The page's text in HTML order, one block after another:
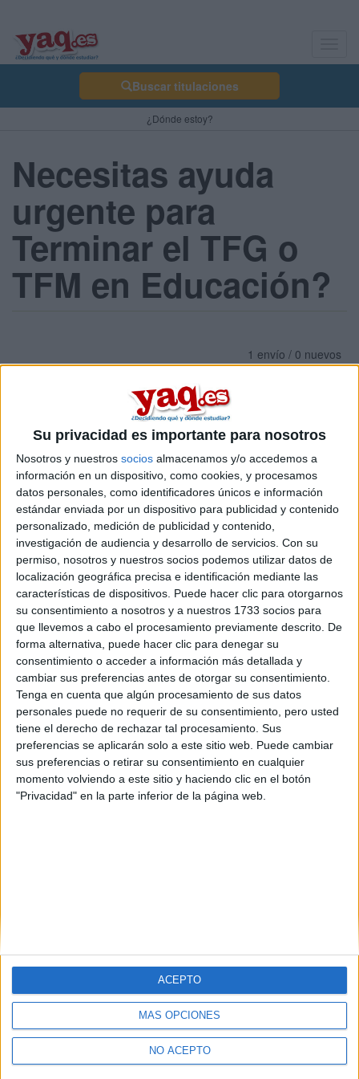
Su privacidad es importante para nosotros
Nosotros y nuestros socios almacenamos y/o accedemos a
información en un dispositivo, como cookies, y procesamos
datos personales, como identificadores únicos e información
estándar enviada por un dispositivo para publicidad y contenido
personalizado, medición de publicidad y contenido,
investigación de audiencia y desarrollo de servicios. Con su
permiso, nosotros y nuestros socios podemos utilizar datos de
localización geográfica precisa e identificación mediante las
características de dispositivos. Puede hacer clic para otorgarnos
su consentimiento a nosotros y a nuestros 1733 socios para
que llevemos a cabo el procesamiento previamente descrito. De
forma alternativa, puede hacer clic para denegar su
consentimiento o acceder a información más detallada y
cambiar sus preferencias antes de otorgar su consentimiento.
Tenga en cuenta que algún procesamiento de sus datos
personales puede no requerir de su consentimiento, pero usted
tiene el derecho de rechazar tal procesamiento. Sus
preferencias se aplicarán solo a este sitio web. Puede cambiar
sus preferencias o retirar su consentimiento en cualquier
momento volviendo a este sitio y haciendo clic en el botón
"Privacidad" en la parte inferior de la página web.
MÁS OPCIONES
NO ACEPTO
ACEPTO
Buscar titulaciones
¿Dónde estoy?
Necesitas ayuda
urgente para
Terminar el TFG o
TFM en Educación?
1 envío / 0 nuevos
Inicia sesiónoregístratepara enviar comentarios
Desconectado
Soy una persona con experiencia y podemos tratar de
tenerlo en dos semanas. Escríbeme.
Inicio
Etiquetas: La universidad - un mundo
Quiénes somos|Contactar
Aviso legal|Politica de privacidad|Condiciones generales|Política
de cookies